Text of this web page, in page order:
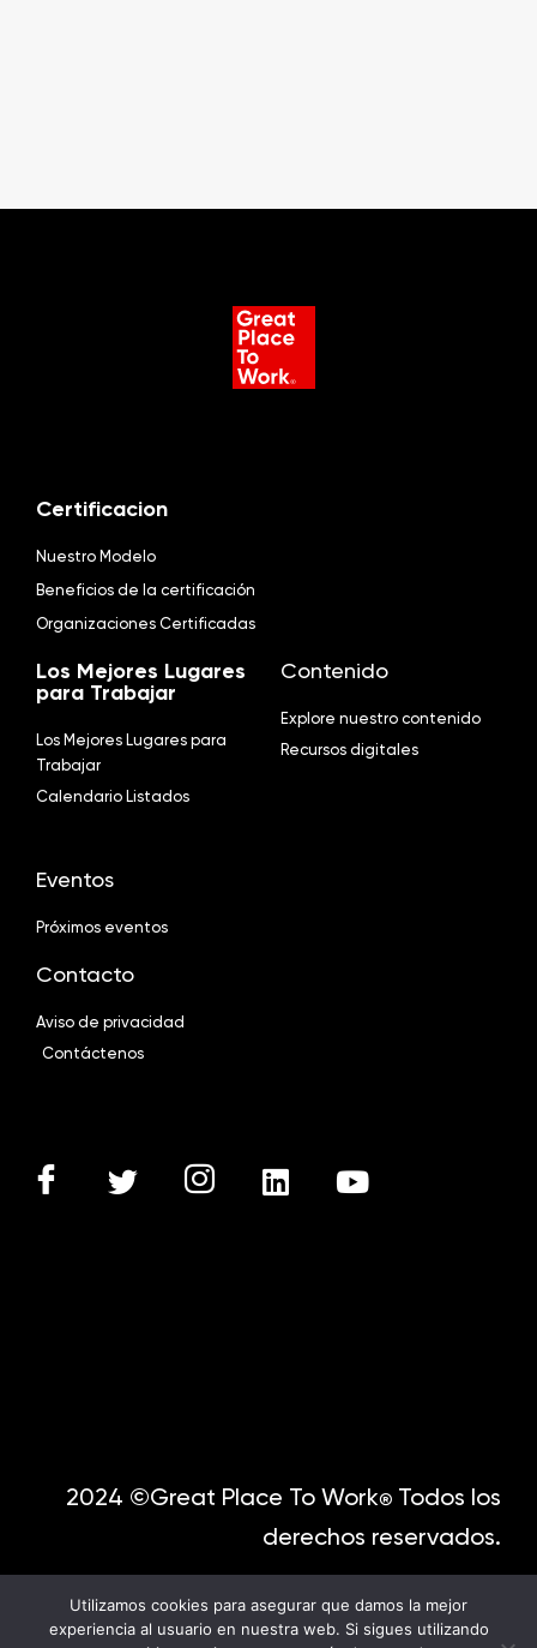
Certificacion
Nuestro Modelo
Beneficios de la certificación
Organizaciones Certificadas
Los Mejores Lugares
para Trabajar
Los Mejores Lugares para
Trabajar
Calendario Listados
Contenido
Explore nuestro contenido
Recursos digitales
Eventos
Próximos eventos
Contacto
Aviso de privacidad
Contáctenos
2024 ©Great Place To Work® Todos los
derechos reservados.
Utilizamos cookies para asegurar que damos la mejor
experiencia al usuario en nuestra web. Si sigues utilizando